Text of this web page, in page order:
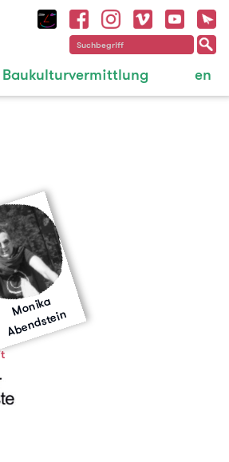
Baukulturvermittlung en
M
o
ni
k
a
A
b
e
n
d
st
ei
n